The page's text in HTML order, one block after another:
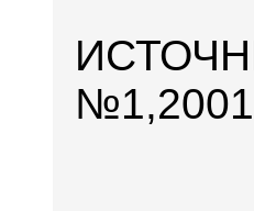
№1,2001